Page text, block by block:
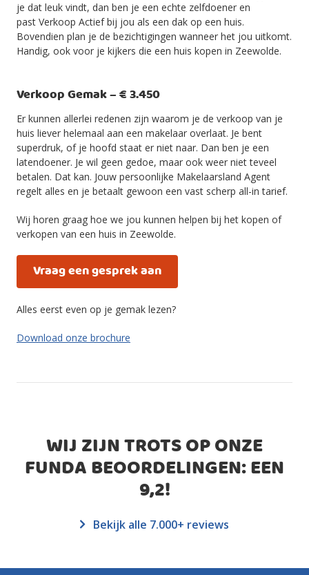
je dat leuk vindt, dan ben je een echte zelfdoener en
past Verkoop Actief bij jou als een dak op een huis.
Bovendien plan je de bezichtigingen wanneer het jou uitkomt.
Handig, ook voor je kijkers die een huis kopen in Zeewolde.
Verkoop Gemak – € 3.450
Er kunnen allerlei redenen zijn waarom je de verkoop van je
huis liever helemaal aan een makelaar overlaat. Je bent
superdruk, of je hoofd staat er niet naar. Dan ben je een
latendoener. Je wil geen gedoe, maar ook weer niet teveel
betalen. Dat kan. Jouw persoonlijke Makelaarsland Agent
regelt alles en je betaalt gewoon een vast scherp all-in tarief.
Wij horen graag hoe we jou kunnen helpen bij het kopen of
verkopen van een huis in Zeewolde.
Vraag een gesprek aan
Alles eerst even op je gemak lezen?
Download onze brochure
WIJ ZIJN TROTS OP ONZE
FUNDA BEOORDELINGEN: EEN
9,2!
Bekijk alle 7.000+ reviews